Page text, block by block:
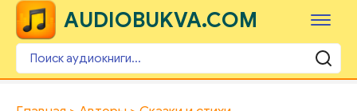
AUDIOBUKVA.COM